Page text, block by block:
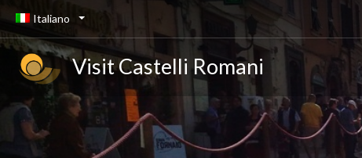
Italiano
Visit Castelli Romani